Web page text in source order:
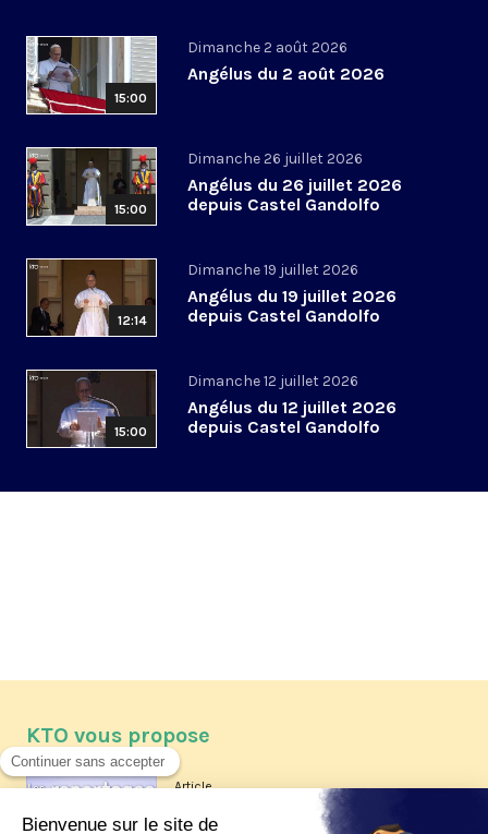
15:00
Dimanche 2 août 2026
Angélus du 2 août 2026
15:00
Dimanche 26 juillet 2026
Angélus du 26 juillet 2026
depuis Castel Gandolfo
12:14
Dimanche 19 juillet 2026
Angélus du 19 juillet 2026
depuis Castel Gandolfo
15:00
Dimanche 12 juillet 2026
Angélus du 12 juillet 2026
depuis Castel Gandolfo
KTO vous propose
Article
Les reportages d'été 2026 de KTO